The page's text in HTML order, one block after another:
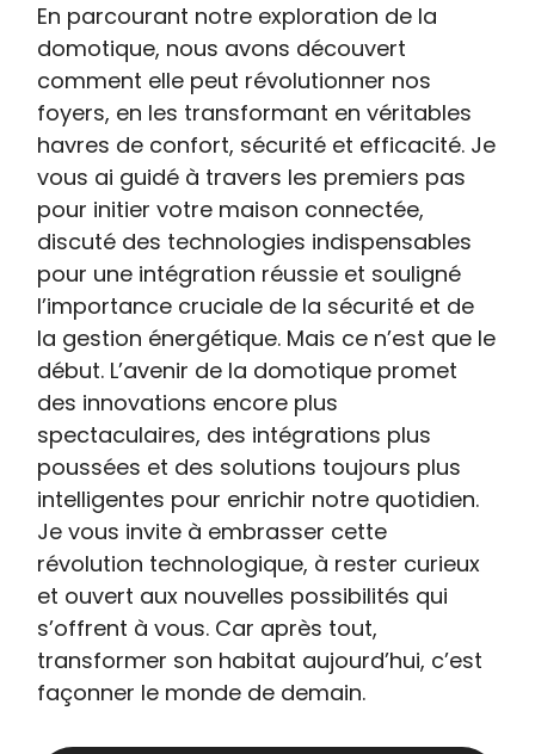
En parcourant notre exploration de la
domotique, nous avons découvert
comment elle peut révolutionner nos
foyers, en les transformant en véritables
havres de confort, sécurité et efficacité. Je
vous ai guidé à travers les premiers pas
pour initier votre maison connectée,
discuté des technologies indispensables
pour une intégration réussie et souligné
l’importance cruciale de la sécurité et de
la gestion énergétique. Mais ce n’est que le
début. L’avenir de la domotique promet
des innovations encore plus
spectaculaires, des intégrations plus
poussées et des solutions toujours plus
intelligentes pour enrichir notre quotidien.
Je vous invite à embrasser cette
révolution technologique, à rester curieux
et ouvert aux nouvelles possibilités qui
s’offrent à vous. Car après tout,
transformer son habitat aujourd’hui, c’est
façonner le monde de demain.